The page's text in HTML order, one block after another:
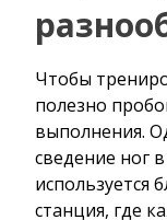
Чтобы
полезно
выполнения.
сведение ног
используется
станция, где